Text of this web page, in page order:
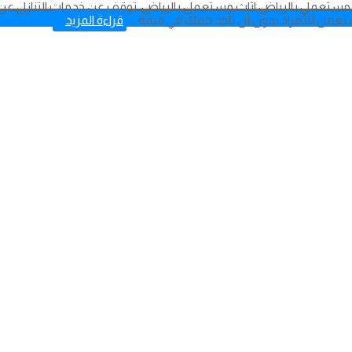
مستعمل بالرياض اثاث مستعمل بالرياض، توقف عن خدمات التنازل عن
للأفراد بدون أن تأخذ حقك في قيمة ... قراءة المزيد